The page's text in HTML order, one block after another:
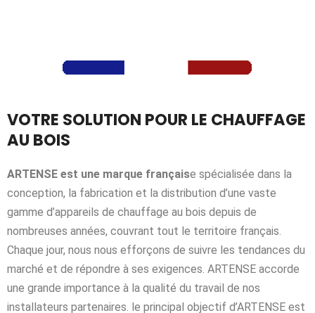
VOTRE SOLUTION POUR LE CHAUFFAGE
AU BOIS
ARTENSE est une marque française spécialisée dans la
conception, la fabrication et la distribution d’une vaste
gamme d’appareils de chauffage au bois depuis de
nombreuses années, couvrant tout le territoire français.
Chaque jour, nous nous efforçons de suivre les tendances du
marché et de répondre à ses exigences. ARTENSE accorde
une grande importance à la qualité du travail de nos
installateurs partenaires. le principal objectif d’ARTENSE est